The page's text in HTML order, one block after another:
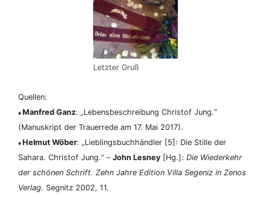
Letzter Gruß
Quellen:
♦Manfred Ganz: „Lebensbeschreibung Christof Jung.“
(Manuskript der Trauerrede am 17. Mai 2017).
♦Helmut Wöber: „Lieblingsbuchhändler [5]: Die Stille der
Sahara. Christof Jung.“ – John Lesney [Hg.]: Die Wiederkehr
der schönen Schrift. Zehn Jahre Edition Villa Segeniz in Zenos
Verlag. Segnitz 2002, 11.